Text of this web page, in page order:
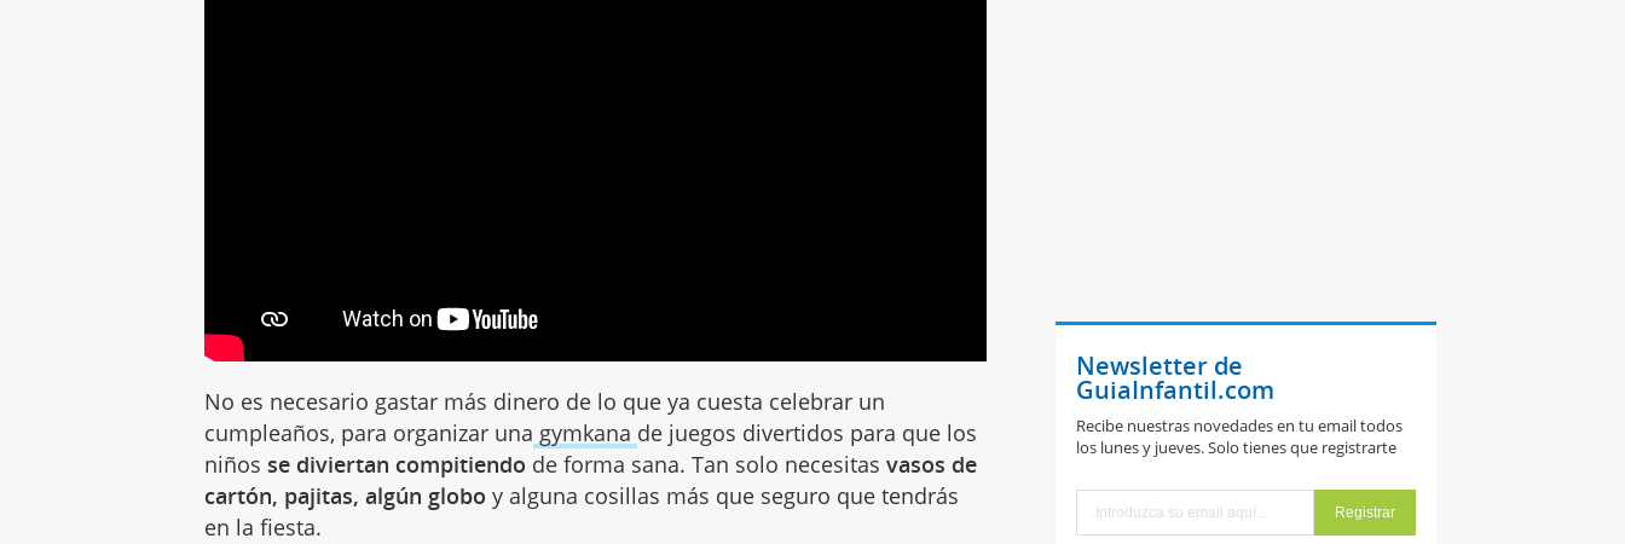
No es necesario gastar más dinero de lo que ya cuesta celebrar un
cumpleaños, para organizar una gymkana de juegos divertidos para que los
niñosse diviertan compitiendo de forma sana. Tan solo necesitas vasos de
cartón, pajitas, algún globo y alguna cosillas más que seguro que tendrás
en la fiesta.
Newsletter de
GuiaInfantil.com
Recibe nuestras novedades en tu email todos
los lunes y jueves. Solo tienes que registrarte